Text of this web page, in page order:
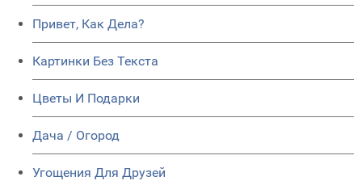
Привет, Как Дела?
Картинки Без Текста
Цветы И Подарки
Дача / Огород
Угощения Для Друзей